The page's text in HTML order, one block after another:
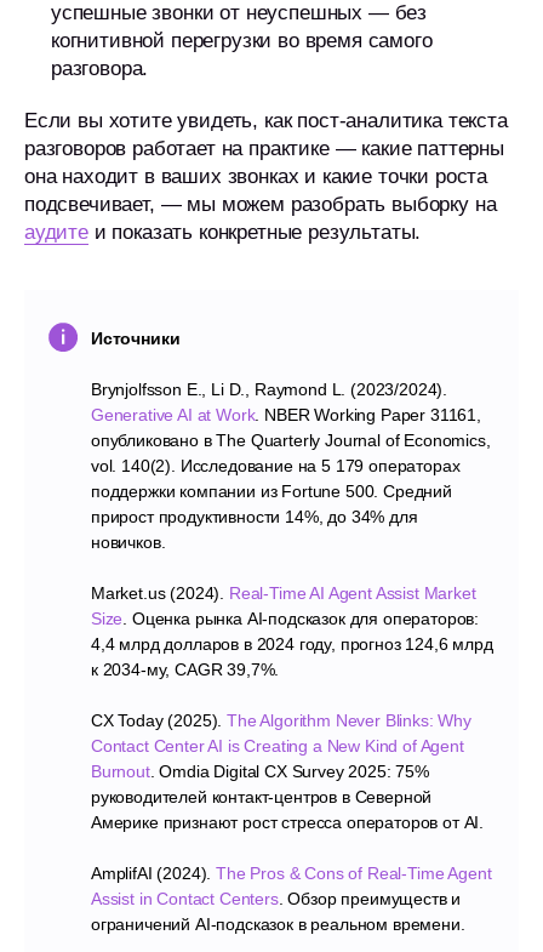
успешные звонки от неуспешных — без
когнитивной перегрузки во время самого
разговора.
Если вы хотите увидеть, как пост-аналитика текста
разговоров работает на практике — какие паттерны
она находит в ваших звонках и какие точки роста
подсвечивает, — мы можем разобрать выборку на
аудитеи показать конкретные результаты.
Источники
Brynjolfsson E., Li D., Raymond L. (2023/2024).
Generative AI at Work. NBER Working Paper 31161,
опубликовано в The Quarterly Journal of Economics,
vol. 140(2). Исследование на 5 179 операторах
поддержки компании из Fortune 500. Средний
прирост продуктивности 14%, до 34% для
новичков.
Market.us (2024). Real-Time AI Agent Assist Market
Size . Оценка рынка AI-подсказок для операторов:
4,4 млрд долларов в 2024 году, прогноз 124,6 млрд
к 2034-му, CAGR 39,7%.
CX Today (2025).The Algorithm Never Blinks: Why
Contact Center AI is Creating a New Kind of Agent
Burnout. Omdia Digital CX Survey 2025: 75%
руководителей контакт-центров в Северной
Америке признают рост стресса операторов от AI.
AmplifAI (2024).The Pros & Cons of Real-Time Agent
Assist in Contact Centers. Обзор преимуществ и
ограничений AI-подсказок в реальном времени.
Посмотрите,
как imot.io работает
в вашем бизнесе
Политику конфиденциальности
на обработку моих ПД
Я даю согласие на получение аналитики, кейсов, новостей
и рекламы от Imot.io